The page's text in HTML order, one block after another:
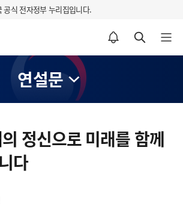
공식 전자정부 누리집입니다.
알림설정 바로가기 검색 바로가기 메뉴 열기
연설문
정신으로 미래를 함께
다